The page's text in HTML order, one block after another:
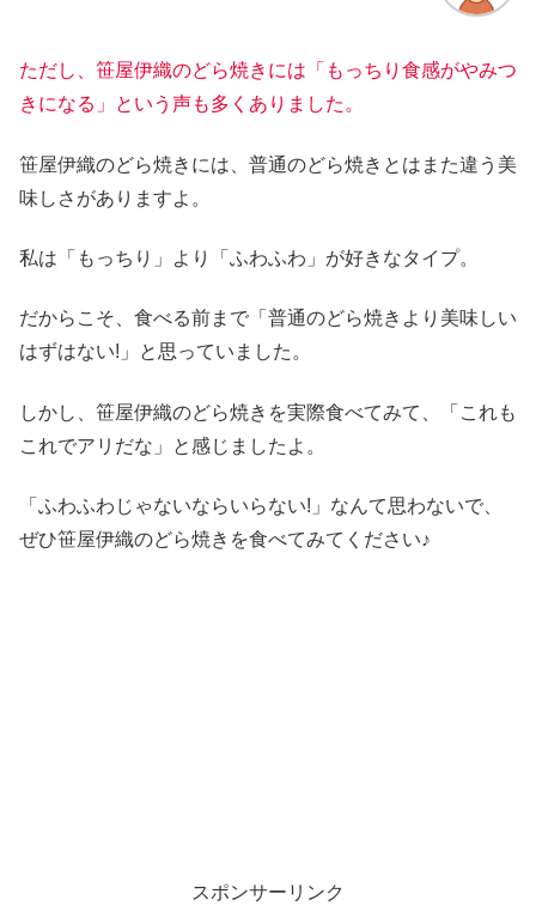
ただし、笹屋伊織のどら焼きには「もっちり食感がやみつ
きになる」という声も多くありました。
笹屋伊織のどら焼きには、普通のどら焼きとはまた違う美
味しさがありますよ。
私は「もっちり」より「ふわふわ」が好きなタイプ。
だからこそ、食べる前まで「普通のどら焼きより美味しい
はずはない!」と思っていました。
しかし、笹屋伊織のどら焼きを実際食べてみて、「これも
これでアリだな」と感じましたよ。
「ふわふわじゃないならいらない!」なんて思わないで、
ぜひ笹屋伊織のどら焼きを食べてみてください♪
スポンサーリンク